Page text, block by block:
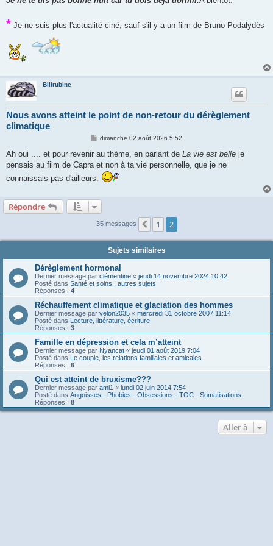
* Je ne suis plus l'actualité ciné, sauf s'il y a un film de Bruno Podalydès
Bilirubine
Nous avons atteint le point de non-retour du dérèglement
climatique
M
s
a
e
dimanche 02 août 2026 5:52
Ah oui .... et pour revenir au thème, en parlant de La vie est belle je
pensais au film de Capra et non à ta vie personnelle, que je ne
connaissais pas d'ailleurs.
Répondre
35 messages Précédente
1 2
Sujets similaires
Dérèglement hormonal
Dernier message par clémentine « jeudi 14 novembre 2024 10:42
Posté dans Santé et soins : autres sujets
Réponses : 4
Réchauffement climatique et glaciation des hommes
Dernier message par velon2035 « mercredi 31 octobre 2007 11:14
Posté dans Lecture, littérature, écriture
Réponses : 3
Famille en dépression et cela m’atteint
Dernier message par Nyancat « jeudi 01 août 2019 7:04
Posté dans Le couple, les relations familiales et amicales
Réponses : 6
Qui est atteint de bruxisme???
Dernier message par ami1 « lundi 02 juin 2014 7:54
Posté dans Angoisses - Phobies - Obsessions - TOC - Somatisations
Réponses : 8
Aller à